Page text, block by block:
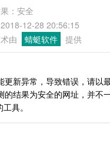
：安全
12-28 20:56:15
由
蜻蜓软件 提供
更新异常，导致错误，请以
的结果为安全的网址，并不
具。